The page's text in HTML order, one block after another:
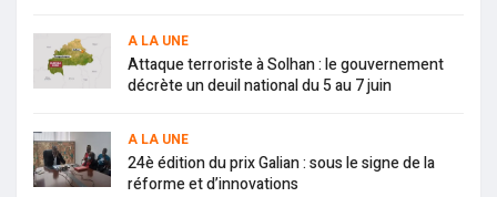
A LA UNE
Attaque terroriste à Solhan : le gouvernement
décrète un deuil national du 5 au 7 juin
A LA UNE
24è édition du prix Galian : sous le signe de la
réforme et d’innovations